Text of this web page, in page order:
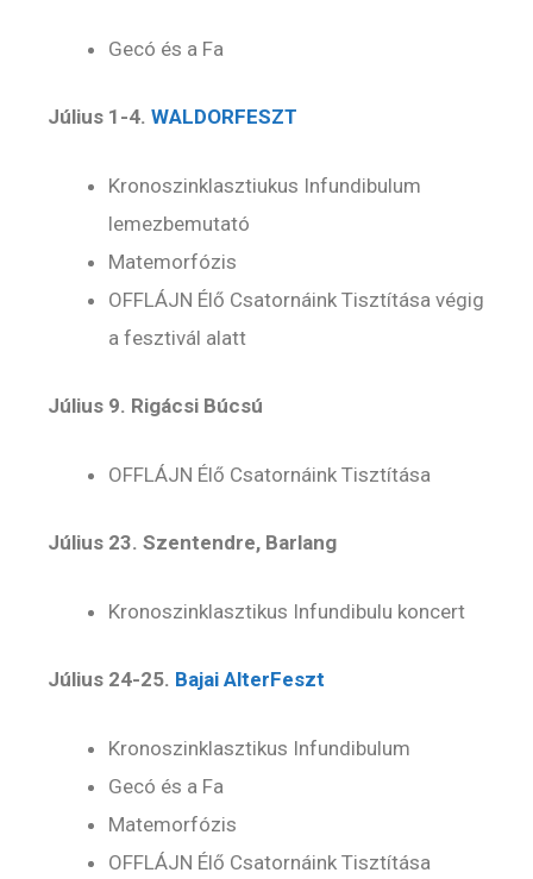
Gecó és a Fa
Július 1-4. WALDORFESZT
Kronoszinklasztiukus Infundibulum
lemezbemutató
Matemorfózis
OFFLÁJN Élő Csatornáink Tisztítása végig
a fesztivál alatt
Július 9. Rigácsi Búcsú
OFFLÁJN Élő Csatornáink Tisztítása
Július 23. Szentendre, Barlang
Kronoszinklasztikus Infundibulu koncert
Július 24-25. Bajai AlterFeszt
Kronoszinklasztikus Infundibulum
Gecó és a Fa
Matemorfózis
OFFLÁJN Élő Csatornáink Tisztítása